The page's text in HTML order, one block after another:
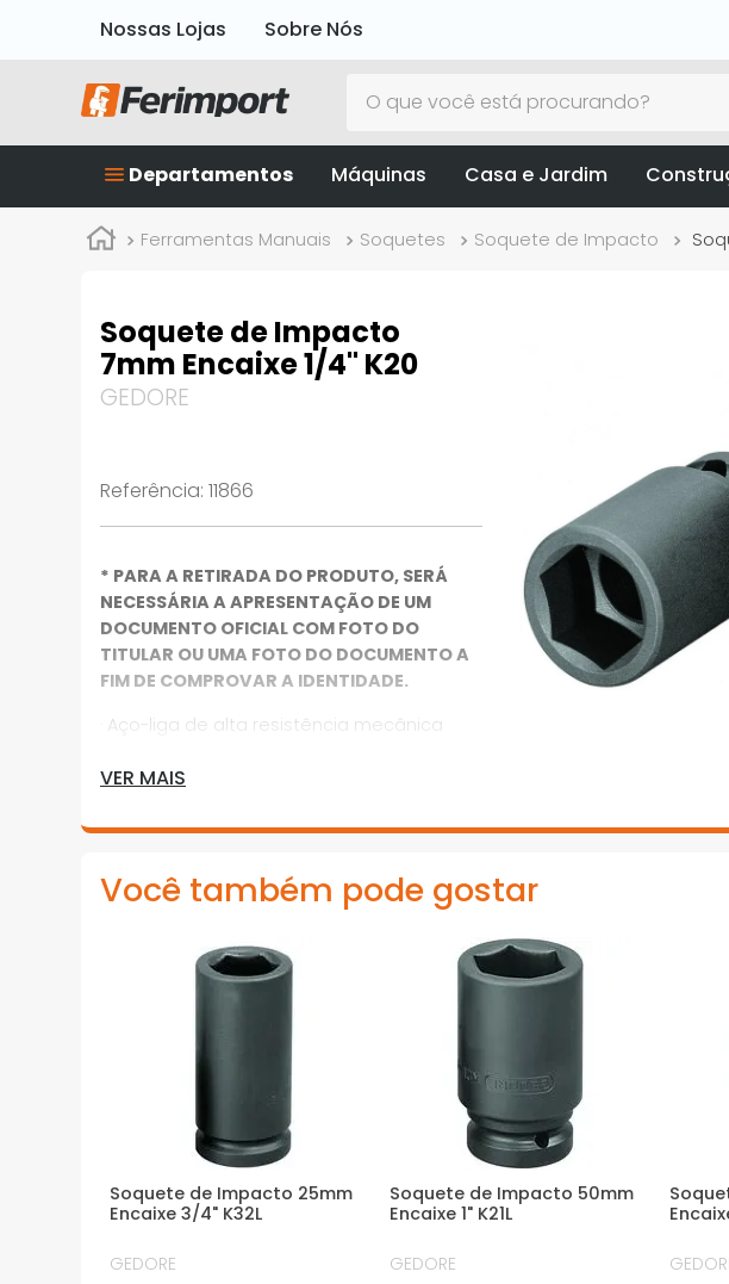
Nossas Lojas Sobre Nós
Departamentos Máquinas Casa e Jardim
Ferramentas Manuais Soquetes Soquete de Impacto
Soquete de Impacto
7mm Encaixe 1/4" K20
GEDORE
Referência: 11866
* PARA A RETIRADA DO PRODUTO, SERÁ
NECESSÁRIA A APRESENTAÇÃO DE UM
DOCUMENTO OFICIAL COM FOTO DO
TITULAR OU UMA FOTO DO DOCUMENTO A
FIM DE COMPROVAR A IDENTIDADE.
· Aço-liga de alta resistência mecânica
· Acabamento escurecido
com máquinas de impacto com encaixe
· Indicado para parafusos e porcas com
· Possui alojamento para utilização de pino
VER MAIS
Você também pode gostar
Soquete de Impacto 25mm
Encaixe 3/4" K32L
GEDORE
Soquete de Impacto 50mm
Encaixe 1" K21L
GEDORE